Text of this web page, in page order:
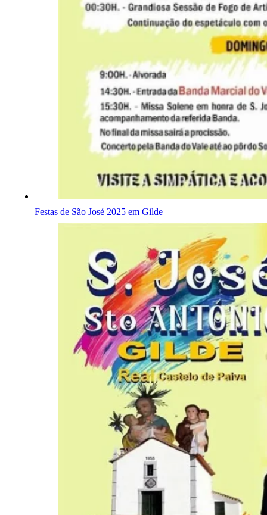
Festas de São José 2025 em Gilde